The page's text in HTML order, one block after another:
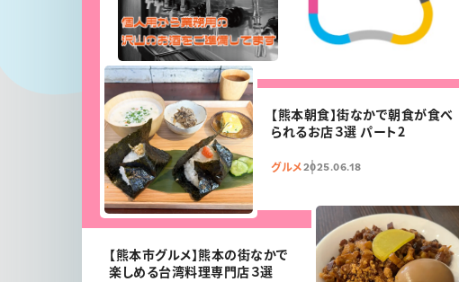
【熊本朝食】街なかで朝食が食べ
られるお店３選 パート2
グルメ2025.06.18
【熊本市グルメ】熊本の街なかで
楽しめる台湾料理専門店３選